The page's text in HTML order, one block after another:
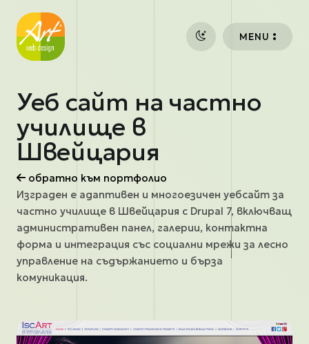
MENU
Уеб сайт на частно
училище в
Швейцария
обратно към портфолио
Изграден е адаптивен и многоезичен уебсайт за
частно училище в Швейцария с Drupal 7, включващ
административен панел, галерии, контактна
форма и интеграция със социални мрежи за лесно
управление на съдържанието и бърза
комуникация.